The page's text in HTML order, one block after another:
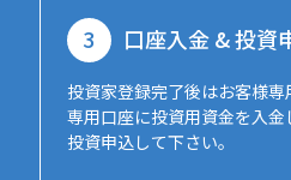
3 口座入金 & 投資
投資家登録完了後はお客様専
専用口座に投資用資金を入
投資申込して下さい。